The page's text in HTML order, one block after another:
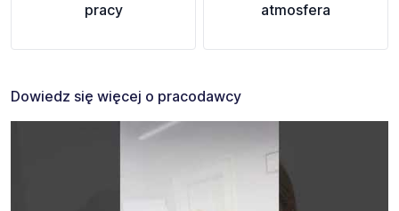
pracy
atmosfera
Dowiedz się więcej o pracodawcy